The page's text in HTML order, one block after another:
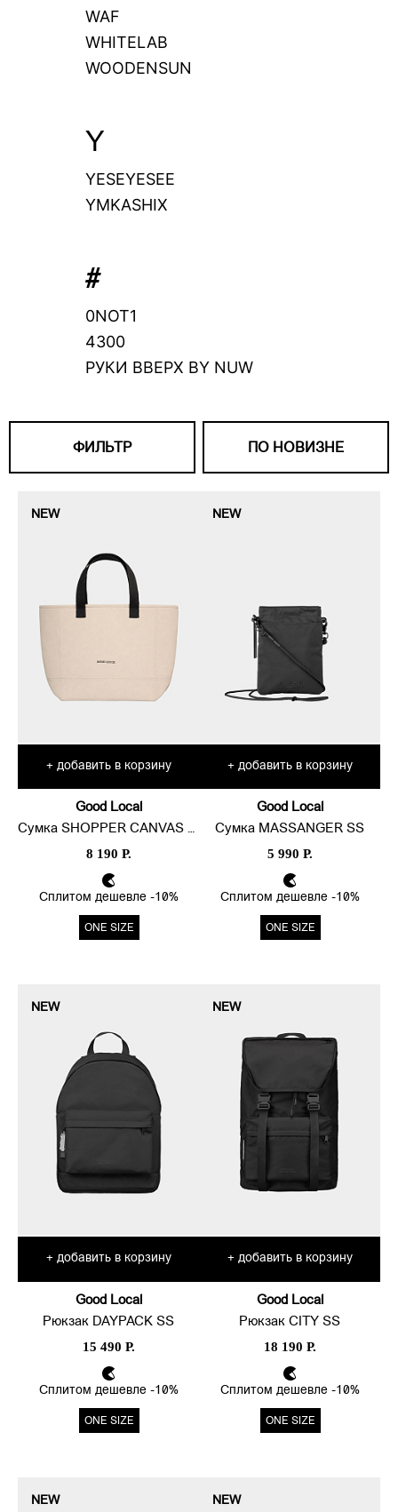
WAF
WHITELAB
WOODENSUN
Y
YESEYESEE
YMKASHIX
#
0NOT1
4300
РУКИ ВВЕРХ BY NUW
ФИЛЬТР ПО НОВИЗНЕ
NEW
+ добавить в корзину
Good Local
Сумка SHOPPER CANVAS LINE LITE
8 190 Р.
Сплитом дешевле -10%
ONE SIZE
NEW
+ добавить в корзину
Good Local
Сумка MASSANGER SS
5 990 Р.
Сплитом дешевле -10%
ONE SIZE
NEW
+ добавить в корзину
Good Local
Рюкзак DAYPACK SS
15 490 Р.
Сплитом дешевле -10%
ONE SIZE
NEW
+ добавить в корзину
Good Local
Рюкзак CITY SS
18 190 Р.
Сплитом дешевле -10%
ONE SIZE
NEW NEW